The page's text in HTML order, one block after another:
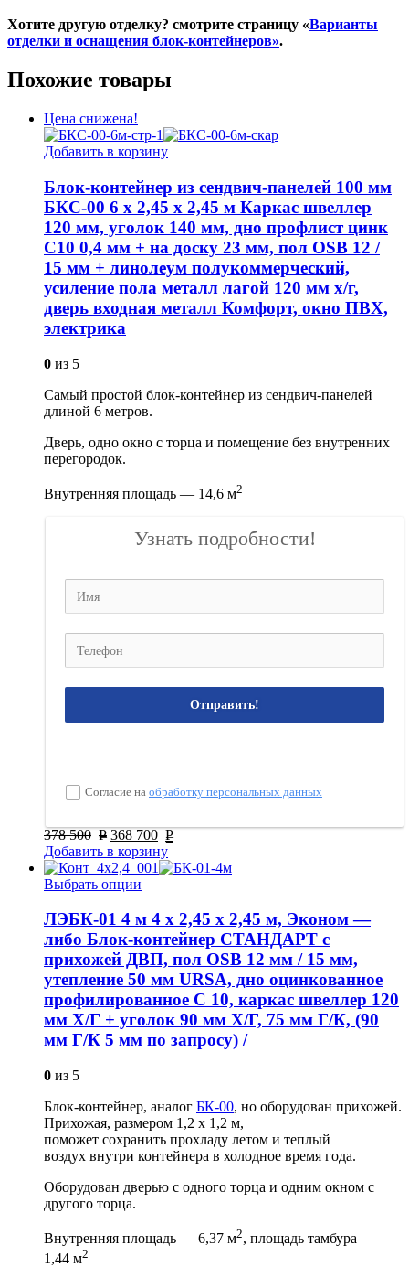
Хотите другую отделку? смотрите страницу «Варианты
отделки и оснащения блок-контейнеров».
Похожие товары
Цена снижена!
Добавить в корзину
Блок-контейнер из сендвич-панелей 100 мм
БКС-00 6 х 2,45 х 2,45 м Каркас швеллер
120 мм, уголок 140 мм, дно профлист цинк
С10 0,4 мм + на доску 23 мм, пол OSB 12 /
15 мм + линолеум полукоммерческий,
усиление пола металл лагой 120 мм х/г,
дверь входная металл Комфорт, окно ПВХ,
электрика
0 из 5
Самый простой блок-контейнер из сендвич-панелей
длиной 6 метров.
Дверь, одно окно с торца и помещение без внутренних
перегородок.
Внутренняя площадь — 14,6 м2
Узнать подробности!
Отправить!
Согласие на обработку персональных данных
378 500 Р 368 700 Р
Добавить в корзину
Выбрать опции
ЛЭБК-01 4 м 4 х 2,45 х 2,45 м, Эконом —
либо Блок-контейнер СТАНДАРТ с
прихожей ДВП, пол OSB 12 мм / 15 мм,
утепление 50 мм URSA, дно оцинкованное
профилированное С 10, каркас швеллер 120
мм Х/Г + уголок 90 мм Х/Г, 75 мм Г/К, (90
мм Г/К 5 мм по запросу) /
0 из 5
Блок-контейнер, аналог БК-00, но оборудован прихожей.
Прихожая, размером 1,2 х 1,2 м,
поможет сохранить прохладу летом и теплый
воздух внутри контейнера в холодное время года.
Оборудован дверью с одного торца и одним окном с
другого торца.
Внутренняя площадь — 6,37 м2, площадь тамбура —
1,44 м2